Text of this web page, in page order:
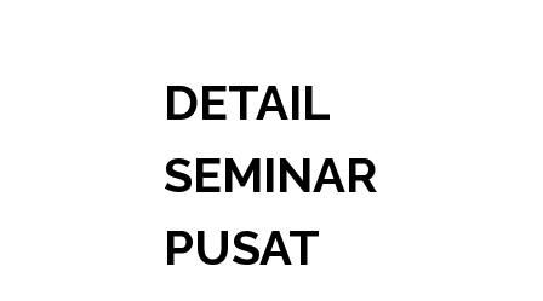
DETAIL
SEMINAR
PUSAT